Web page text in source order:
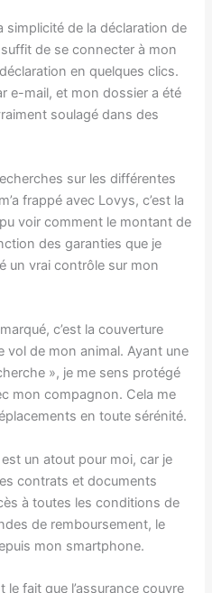
simplicité de la déclaration de
de se connecter à mon
en quelques clics.
e-mail, et mon dossier a été
soulagé dans des
sur les différentes
frappé avec Lovys, c’est la
voir comment le montant de
des garanties que je
un vrai contrôle sur mon
c’est la couverture
vol de mon animal. Ayant une
», je me sens protégé
mon compagnon. Cela me
en toute sérénité.
un atout pour moi, car je
contrats et documents
à toutes les conditions de
de remboursement, le
mon smartphone.
le fait que l’assurance couvre